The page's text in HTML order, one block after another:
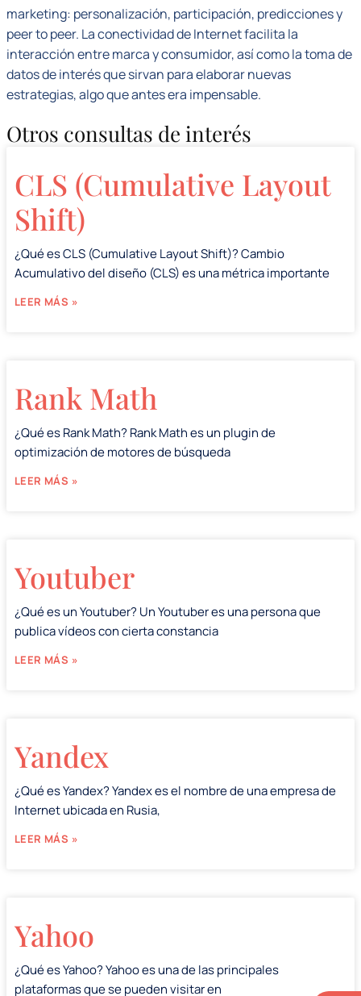
marketing: personalización, participación, predicciones y
peer to peer. La conectividad de Internet facilita la
interacción entre marca y consumidor, así como la toma de
datos de interés que sirvan para elaborar nuevas
estrategias, algo que antes era impensable.
Otros consultas de interés
CLS (Cumulative Layout
Shift)
¿Qué es CLS (Cumulative Layout Shift)? Cambio
Acumulativo del diseño (CLS) es una métrica importante
LEER MÁS »
Rank Math
¿Qué es Rank Math? Rank Math es un plugin de
optimización de motores de búsqueda
LEER MÁS »
Youtuber
¿Qué es un Youtuber? Un Youtuber es una persona que
publica vídeos con cierta constancia
LEER MÁS »
Yandex
¿Qué es Yandex? Yandex es el nombre de una empresa de
Internet ubicada en Rusia,
LEER MÁS »
Yahoo
¿Qué es Yahoo? Yahoo es una de las principales
plataformas que se pueden visitar en